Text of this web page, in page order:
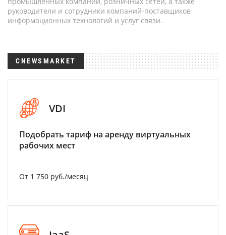
руководители и сотрудники компаний-поставщиков
информационных технологий и услуг связи.
CNEWSMARKET
VDI
Подобрать тариф на аренду виртуальных
рабочих мест
От 1 750 руб./месяц